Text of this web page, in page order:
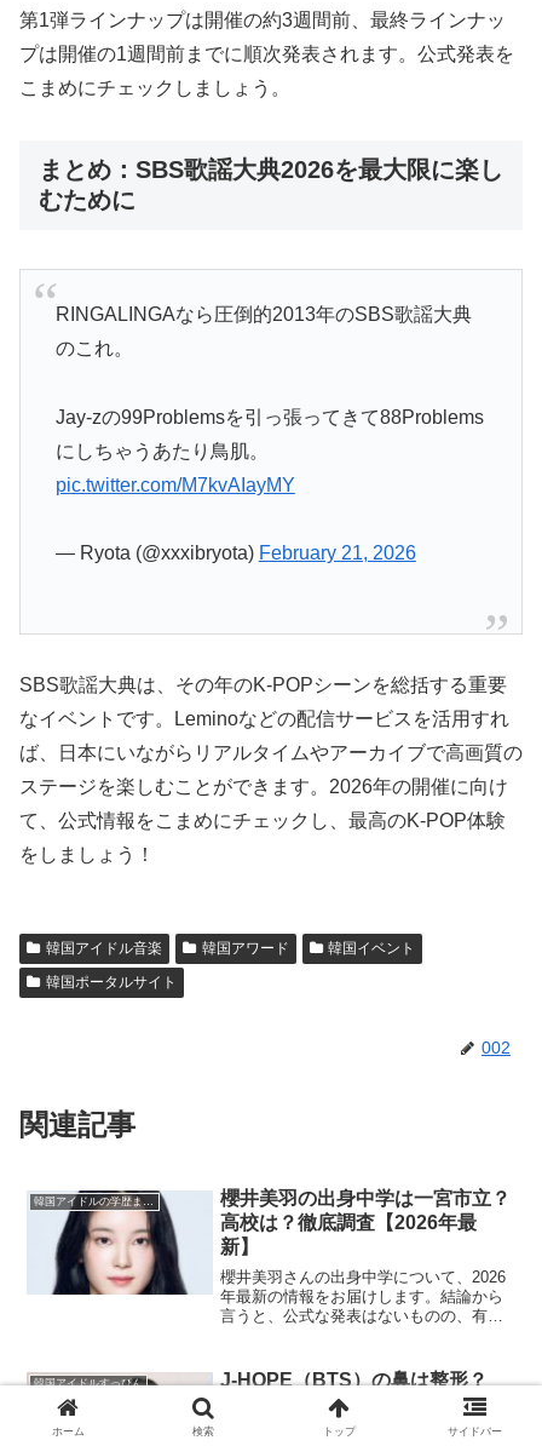
第1弾ラインナップは開催の約3週間前、最終ラインナッ
プは開催の1週間前までに順次発表されます。公式発表を
こまめにチェックしましょう。
まとめ：SBS歌謡大典2026を最大限に楽し
むために
RINGALINGAなら圧倒的2013年のSBS歌謡大典
のこれ。
Jay-zの99Problemsを引っ張ってきて88Problems
にしちゃうあたり鳥肌。
pic.twitter.com/M7kvAIayMY
— Ryota (@xxxibryota) February 21, 2026
SBS歌謡大典は、その年のK-POPシーンを総括する重要
なイベントです。Leminoなどの配信サービスを活用すれ
ば、日本にいながらリアルタイムやアーカイブで高画質の
ステージを楽しむことができます。2026年の開催に向け
て、公式情報をこまめにチェックし、最高のK-POP体験
をしましょう！
韓国アイドル音楽 韓国アワード
韓国イベント
韓国ポータルサイト
002
関連記事
韓国アイドルの学歴まとめ
櫻井美羽の出身中学は一宮市立？
高校は？徹底調査【2026年最
新】
櫻井美羽さんの出身中学について、2026
年最新の情報をお届けします。結論から
言うと、公式な発表はないものの、有力
ールから出身中学の特定、そして高校時
韓国アイドルすっぴん
J-HOPE（BTS）の鼻は整形？
2026年最新画像で徹底比較検
証！メイク・成長など変化の真相
ホーム 検索 トップ サイドバー